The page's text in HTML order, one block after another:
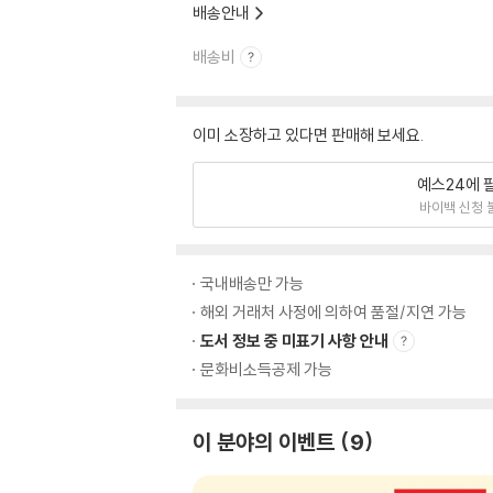
배송안내
배송비
이미 소장하고 있다면 판매해 보세요.
예스24에
바이백 신청
국내배송만 가능
해외 거래처 사정에 의하여 품절/지연 가능
도서 정보 중 미표기 사항 안내
문화비소득공제 가능
이 분야의 이벤트 9